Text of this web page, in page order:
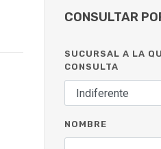
CONSULTAR
SUCURSAL A LA
CONSULTA
NOMBRE